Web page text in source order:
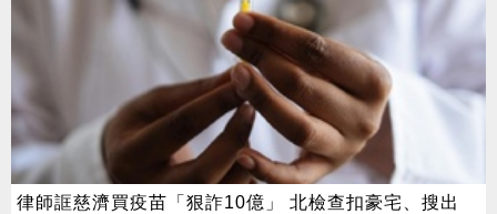
律師誆慈濟買疫苗「狠詐10億」 北檢查扣豪宅、搜出